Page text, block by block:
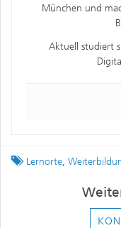
München und
Aktuell studiert
Tagged
Lernorte,